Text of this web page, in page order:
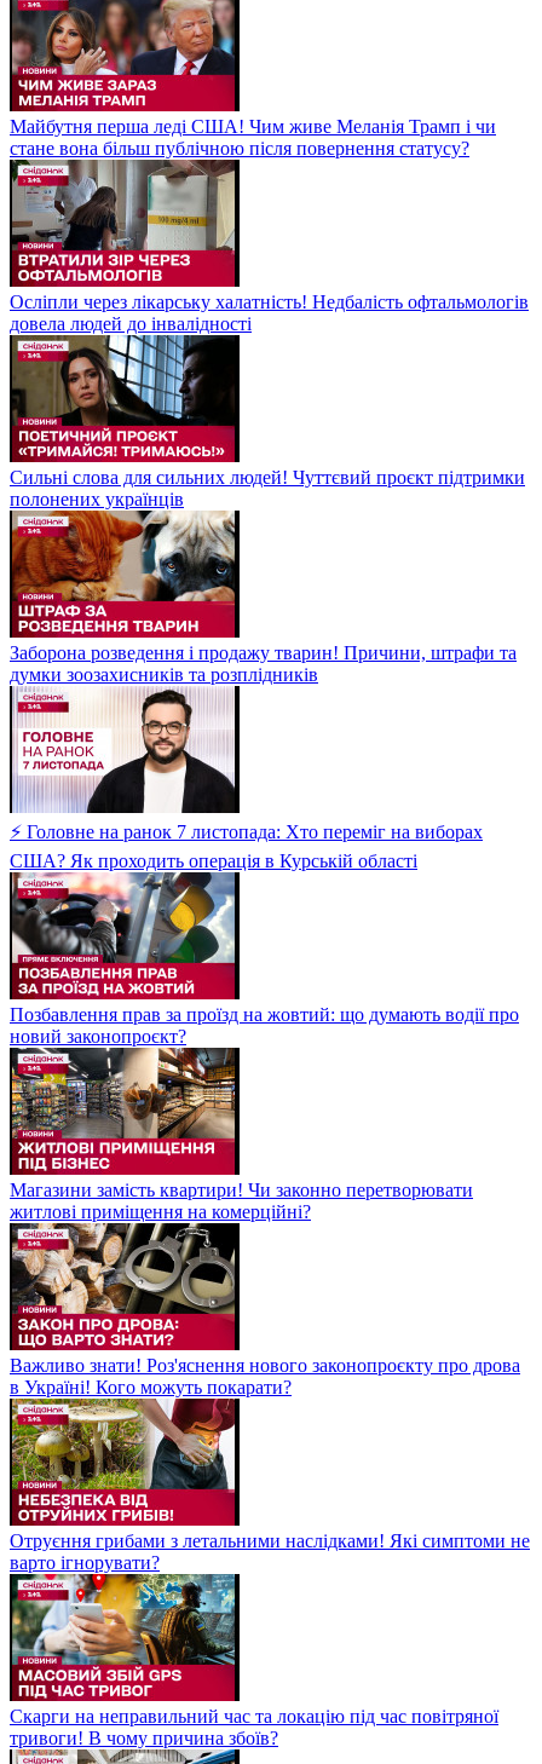
Майбутня перша леді США! Чим живе Меланія Трамп і чи
стане вона більш публічною після повернення статусу?
Осліпли через лікарську халатність! Недбалість офтальмологів
довела людей до інвалідності
Сильні слова для сильних людей! Чуттєвий проєкт підтримки
полонених українців
Заборона розведення і продажу тварин! Причини, штрафи та
думки зоозахисників та розплідників
⚡ Головне на ранок 7 листопада: Хто переміг на виборах
США? Як проходить операція в Курській області
Позбавлення прав за проїзд на жовтий: що думають водії про
новий законопроєкт?
Магазини замість квартири! Чи законно перетворювати
житлові приміщення на комерційні?
Важливо знати! Роз'яснення нового законопроєкту про дрова
в Україні! Кого можуть покарати?
Отруєння грибами з летальними наслідками! Які симптоми не
варто ігнорувати?
Скарги на неправильний час та локацію під час повітряної
тривоги! В чому причина збоїв?